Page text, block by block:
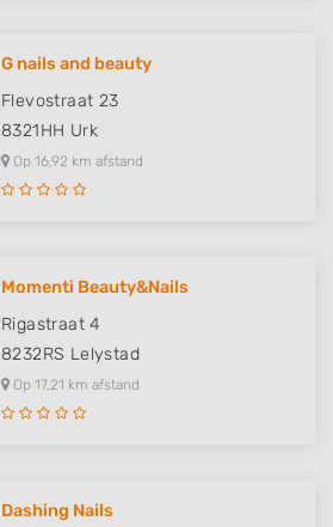
G nails and beauty
Flevostraat 23
8321HH Urk
Op 16,92 km afstand
Momenti Beauty&Nails
Rigastraat 4
8232RS Lelystad
Op 17,21 km afstand
Dashing Nails